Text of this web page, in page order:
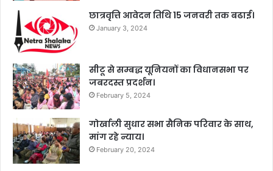
छात्रवृत्ति आवेदन तिथि 15 जनवरी तक बढाई।
January 3, 2024
सीटू से सम्बद्ध यूनियनों का विधानसभा पर
जबरदस्त प्रदर्शन।
February 5, 2024
गोर्खाली सुधार सभा सैनिक परिवार के साथ,
मांग रहे न्याय।
February 20, 2024